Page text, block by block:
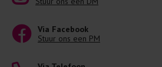
Via Facebook
Stuur ons een PM